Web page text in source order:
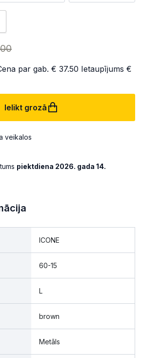
par gab. € 37.50 Ietaupījums €
Ielikt grozā
veikalos
piektdiena 2026. gada 14.
ICONE
60-15
L
brown
Metāls